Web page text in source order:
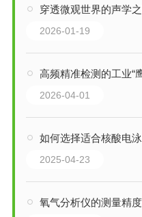
穿透微观世界的声学之眼：
2026-01-19
高频精准检测的工业“鹰眼”：
2026-04-01
如何选择适合核酸电
2025-04-23
氧气分析仪的测量精